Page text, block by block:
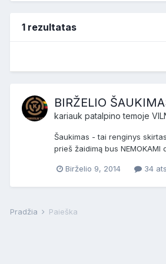
1 rezultatas
BIRŽELIO
kariauk patalpino temoje
Šaukimas - tai renginys
prieš žaidimą bus
Birželio 9, 2014 34
Pradžia Paieška